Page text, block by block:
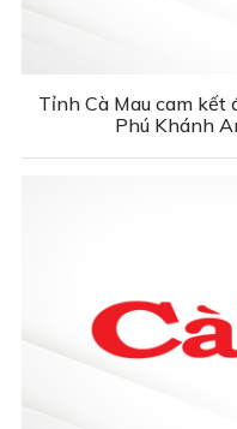
Tỉnh Cà Mau cam kết
Phú Khánh